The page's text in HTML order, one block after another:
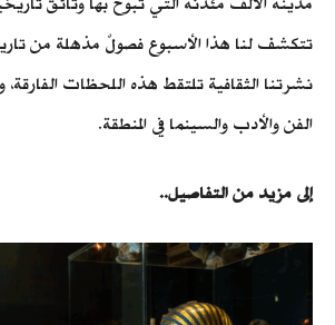
تتكشف لنا هذا الأسبوع فصولٌ مذهلة من
نشرتنا الثقافية تلتقط هذه اللحظات
الفن والأدب والسينما في المنطقة.
إلى مزيد من التفاصيل..